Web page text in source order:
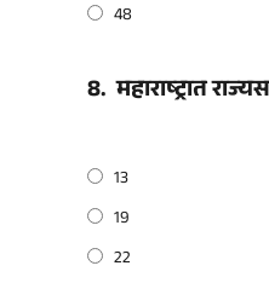
48
8. महाराष्ट्रात
13
19
22